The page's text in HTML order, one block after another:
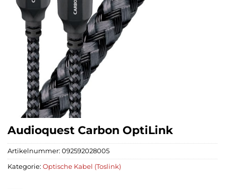
Audioquest Carbon OptiLink
Artikelnummer: 092592028005
Kategorie: Optische Kabel (Toslink)